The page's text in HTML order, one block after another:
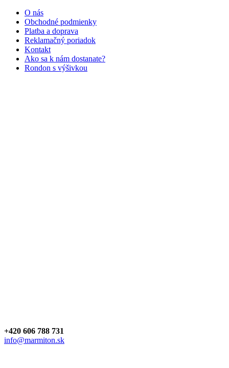
O nás
Obchodné podmienky
Platba a doprava
Reklamačný poriadok
Kontakt
Ako sa k nám dostanate?
Rondon s výšivkou
+420 606 788 731
info@marmiton.sk